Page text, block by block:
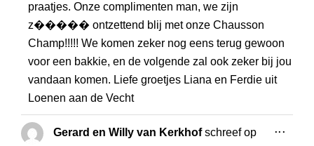
praatjes. Onze complimenten man, we zijn
z����� ontzettend blij met onze Chausson
Champ!!!!! We komen zeker nog eens terug gewoon
voor een bakkie, en de volgende zal ook zeker bij jou
vandaan komen. Liefe groetjes Liana en Ferdie uit
Loenen aan de Vecht
Gerard en Willy van Kerkhofschreef op
...